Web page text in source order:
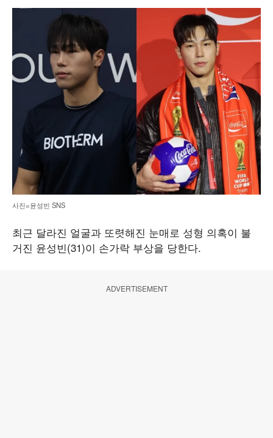
사진=윤성빈 SNS
최근 달라진 얼굴과 또렷해진 눈매로 성형 의혹이 불
거진 윤성빈(31)이 손가락 부상을 당한다.
ADVERTISEMENT